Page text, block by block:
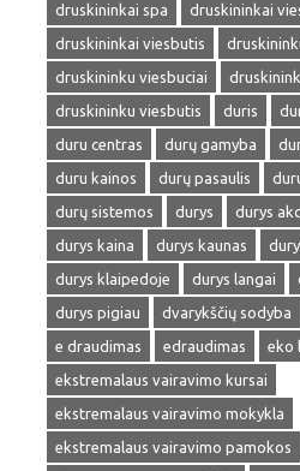
druskininkai spa
druskininkai
druskininkai viesbutis
druskininku viesbuciai
druskininku viesbutis
duris
duru centras
durų gamyba
duru kainos
durų pasaulis
durų sistemos
durys durys
durys kaina
durys kaunas
durys klaipedoje
durys langai
durys pigiau
dvarykščių sodyba
e draudimas
edraudimas
eko
ekstremalaus vairavimo kursai
ekstremalaus vairavimo mokykla
ekstremalaus vairavimo pamokos